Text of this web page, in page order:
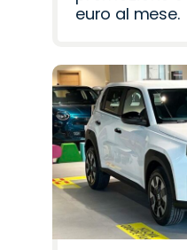
euro al mese.